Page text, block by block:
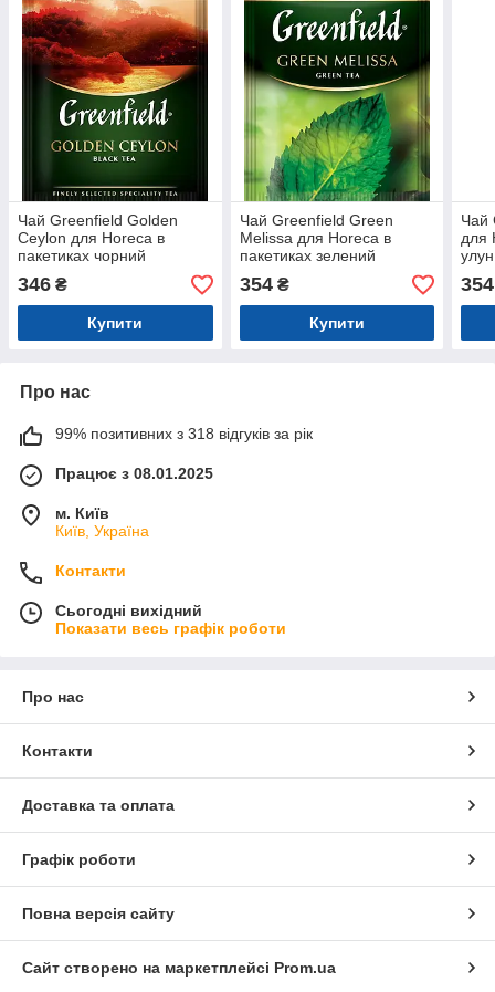
Чай Greenfield Golden
Ceylon для Horeсa в
пакетиках чорний
100штх2г
346 ₴
Купити
Чай Greenfield Green
Melissa для Horeсa в
пакетиках зелений
100штх1,5г
354₴
Купити
Чай
для
354
Про нас
99% позитивних з 318 відгуків за рік
Працює з 08.01.2025
м. Київ
Київ, Україна
Контакти
Сьогодні вихідний
Показати весь графік роботи
Про нас
Контакти
Доставка та оплата
Графік роботи
Повна версія сайту
Сайт створено на маркетплейсі Prom.ua